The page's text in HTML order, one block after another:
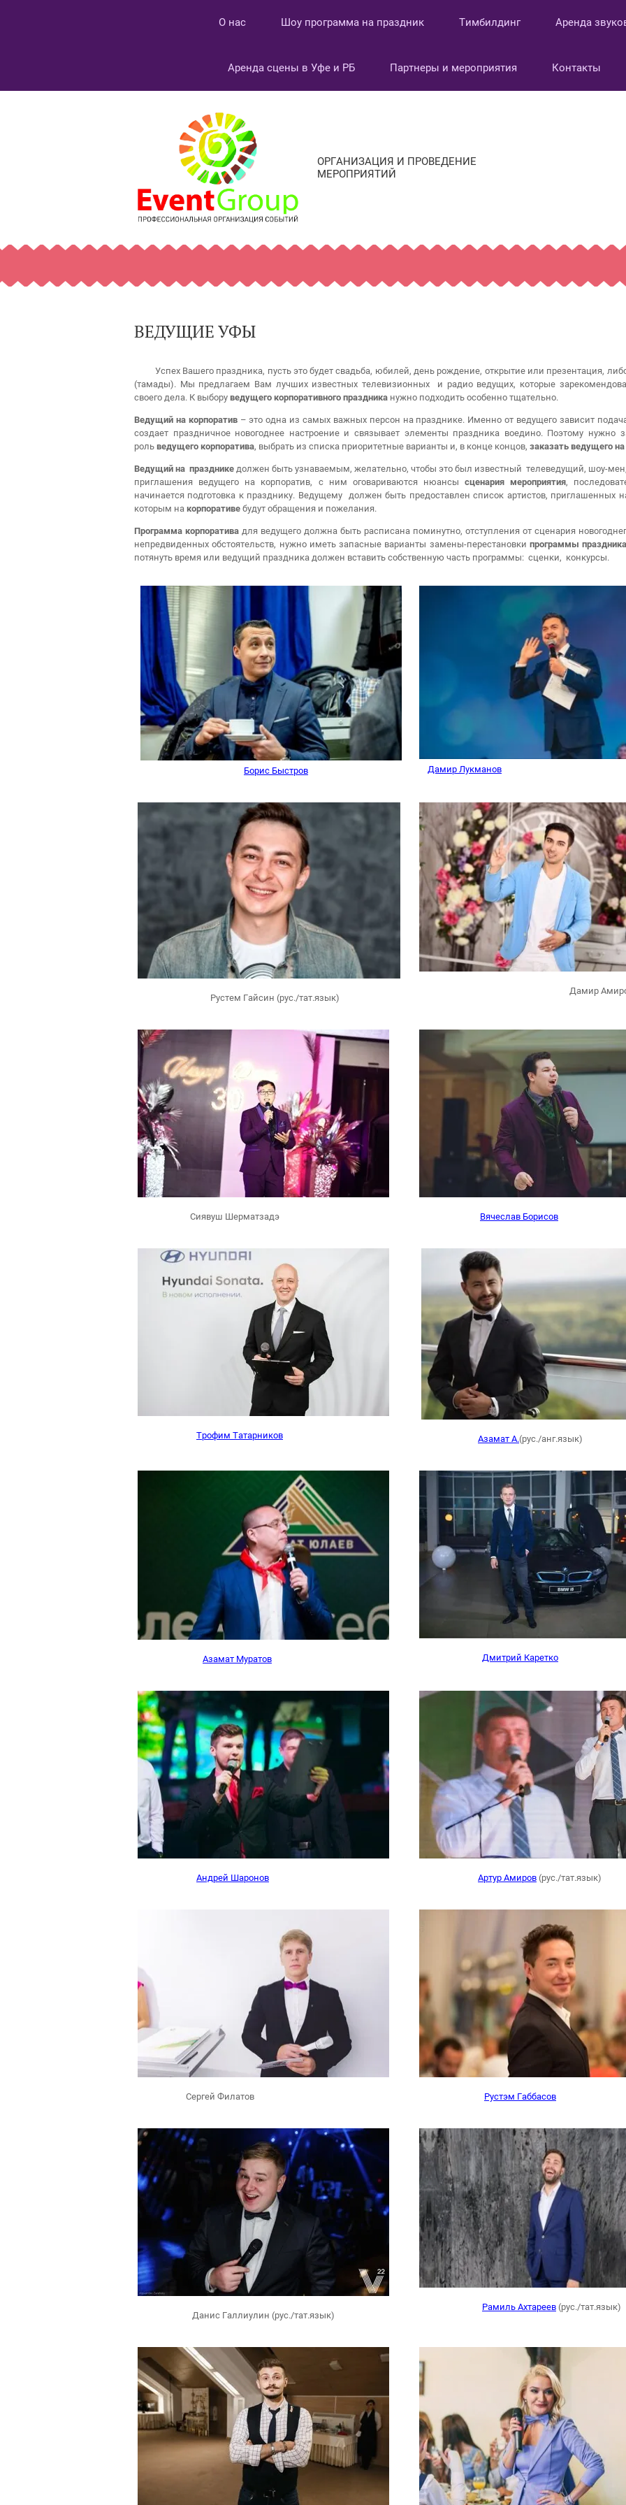
О нас Шоу программа на праздник Тимбилдинг Аренда
Аренда сцены в Уфе и РБ Партнеры и мероприятия Контакты
ОРГАНИЗАЦИЯ И ПРОВЕДЕНИЕ
МЕРОПРИЯТИЙ
ВЕДУЩИЕ УФЫ
Успех Вашего праздника, пусть это будет свадьба, юбилей, день рождение, открытие или презентация,
(тамады). Мы предлагаем Вам лучших известных телевизионных и радио ведущих, которые
своего дела. К выбору ведущего корпоративного праздника нужно подходить особенно тщательно.
Ведущий на корпоратив– это одна из самых важных персон на празднике. Именно от ведущего зависит
создает праздничное новогоднее настроение и связывает элементы праздника воедино. Поэтому нужно
роль ведущего корпоратива, выбрать из списка приоритетные варианты и, в конце концов, заказать ведущего
Ведущий на празднике должен быть узнаваемым, желательно, чтобы это был известный телеведущий, шоу-
приглашения ведущего на корпоратив, с ним оговариваются нюансысценария мероприятия,
начинается подготовка к празднику. Ведущему должен быть предоставлен список артистов, приглашенных
которым на корпоративе будут обращения и пожелания.
Программа корпоратива для ведущего должна быть расписана поминутно, отступления от сценария
непредвиденных обстоятельств, нужно иметь запасные варианты замены-перестановки программы
потянуть время или ведущий праздника должен вставить собственную часть программы: сценки, конкурсы.
Борис Быстров Дамир Лукманов
Рустем Гайсин (рус./тат.язык)
Дамир
Сиявуш Шерматзадэ Вячеслав Борисов
Трофим Татарников Азамат А.(рус./анг.язык)
Азамат Муратов Дмитрий Каретко
Андрей Шаронов Артур Амиров (рус./тат.язык)
Сергей Филатов Рустэм Габбасов
Данис Галлиулин (рус./тат.язык)
Рамиль Ахтареев (рус./тат.язык)